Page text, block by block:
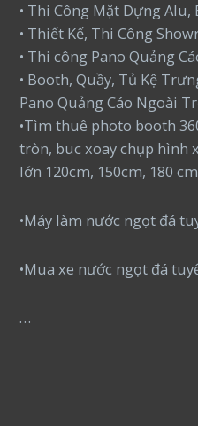
• Thi Công Mặt Dựng Alu,
• Thiết Kế, Thi Công
• Thi công Pano Quảng
• Booth, Quầy, Tủ Kệ
Pano Quảng Cáo Ngoài
•Tìm thuê photo booth
tròn, buc xoay chụp hình
lớn 120cm, 150cm, 180
•Máy làm nước ngọt đá
•Mua xe nước ngọt đá
…